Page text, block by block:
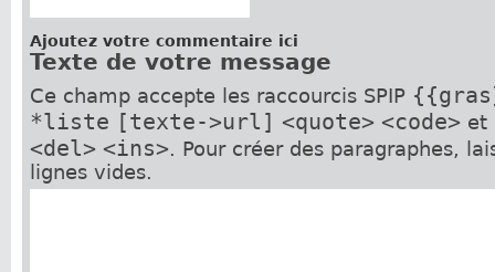
Ajoutez votre commentaire ici
Texte de votre message
Ce champ accepte les raccourcis SPIP
*liste [texte->url] <quote> <code>et
<del> <ins>. Pour créer des paragraphes,
lignes vides.